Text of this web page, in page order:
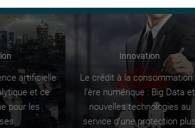
artificielle
et ce
pour les
Innovation
Le crédit à la consommation
l’ère numérique : Big Data et
nouvelles technologies au
service d’une protection plus